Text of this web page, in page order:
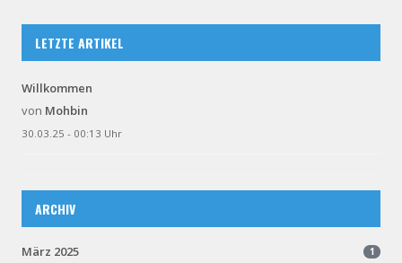
LETZTE ARTIKEL
Willkommen
von Mohbin
30.03.25 - 00:13 Uhr
ARCHIV
März 2025 1